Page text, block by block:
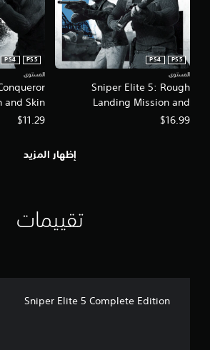
Sniper Elite 5: Rough
Landing Mission and
Weapon Pack
PS5
PS4
المستوى
$16.99
and Skin
Pack
PS5
PS4
المستوى
$11.29
إظهار المزيد
تقييمات
Sniper Elite 5 Complete Edition